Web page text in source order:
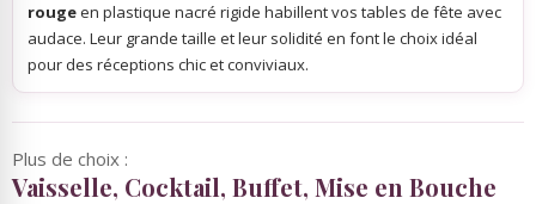
rougeen plastique nacré rigide habillent vos tables de fête avec
audace. Leur grande taille et leur solidité en font le choix idéal
pour des réceptions chic et conviviaux.
Plus de choix :
Vaisselle, Cocktail, Buffet, Mise en Bouche